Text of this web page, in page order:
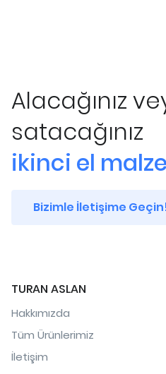
Alacağınız
satacağınız
ikinci el
Bizimle İletişime
TURAN ASLAN
Hakkımızda
Tüm Ürünlerimiz
İletişim